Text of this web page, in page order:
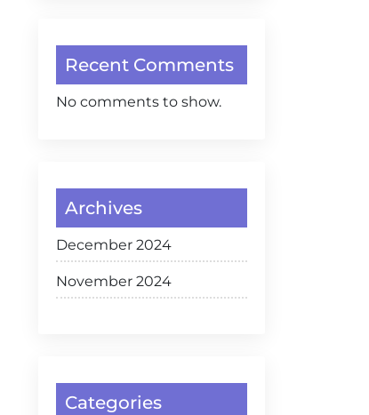
Recent Comments
No comments to show.
Archives
December 2024
November 2024
Categories